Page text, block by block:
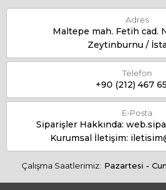
Adres
Maltepe mah. Fetih cad.
Zeytinburnu /
Telefon
+90 (212) 467
E-Posta
Siparişler Hakkında:
Kurumsal İletişim:
Çalışma Saatlerimiz: Pazartesi -